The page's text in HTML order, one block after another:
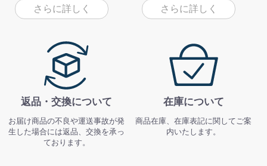
さらに詳しく さらに詳しく
返品・交換について
お届け商品の不良や運送事故が発
生した場合には返品、交換を承っ
ております。
在庫について
商品在庫、在庫表記に関してご案
内いたします。